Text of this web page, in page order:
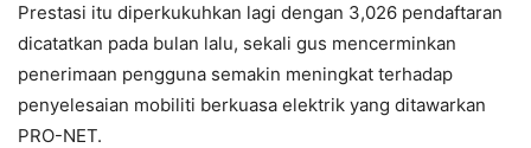
Prestasi itu diperkukuhkan lagi dengan 3,026 pendaftaran
dicatatkan pada bulan lalu, sekali gus mencerminkan
penerimaan pengguna semakin meningkat terhadap
penyelesaian mobiliti berkuasa elektrik yang ditawarkan
PRO-NET.